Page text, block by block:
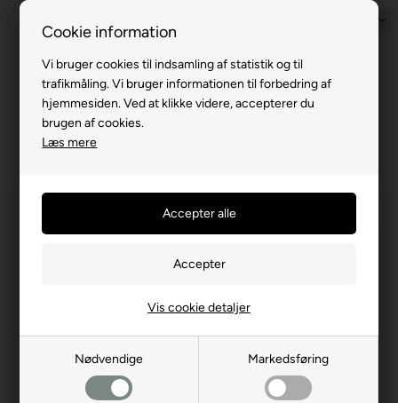
Cookie information
Vi bruger cookies til indsamling af statistik og til
trafikmåling. Vi bruger informationen til forbedring af
hjemmesiden. Ved at klikke videre, accepterer du
brugen af cookies.
Læs mere
Nødvendige Markedsføring
Vis cookie detaljer
Billig
Menu